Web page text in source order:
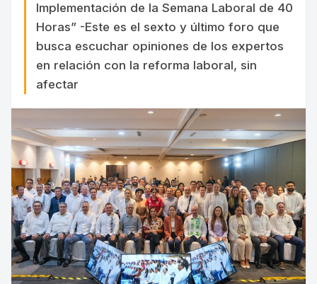
Implementación de la Semana Laboral de 40
Horas” -Este es el sexto y último foro que
busca escuchar opiniones de los expertos
en relación con la reforma laboral, sin
afectar